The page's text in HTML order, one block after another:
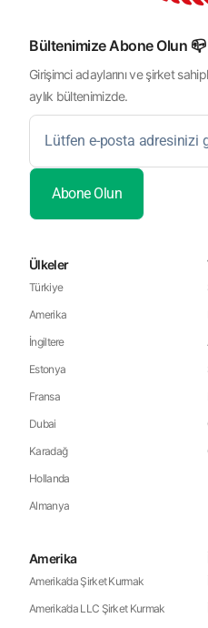
Bültenimize Abone Olun 📪
Girişimci adaylarını ve şirket
aylık bültenimizde.
Ülkeler
Türkiye
Amerika
İngiltere
Estonya
Fransa
Dubai
Karadağ
Hollanda
Almanya
Amerika
Amerika’da Şirket Kurmak
Amerika’da LLC Şirket Kurmak